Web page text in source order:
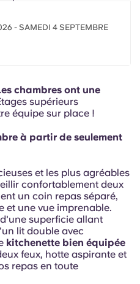
- SAMEDI 4 SEPTEMBRE
chambres ont une
supérieurs
équipe sur place !
à partir de seulement
et les plus agréables
confortablement deux
un coin repas séparé,
et une vue imprenable.
superficie allant
lit double avec
kitchenette bien équipée
feux, hotte aspirante et
repas en toute